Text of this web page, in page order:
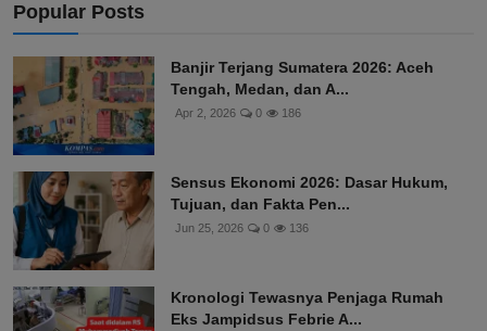
Popular Posts
Banjir Terjang Sumatera 2026: Aceh
Tengah, Medan, dan A...
Apr 2, 2026 0 186
Sensus Ekonomi 2026: Dasar Hukum,
Tujuan, dan Fakta Pen...
Jun 25, 2026 0 136
Kronologi Tewasnya Penjaga Rumah
Eks Jampidsus Febrie A...